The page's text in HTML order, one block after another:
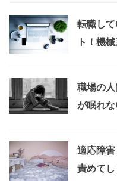
転職し
ト！機
職場の
が眠れ
適応障
責めて